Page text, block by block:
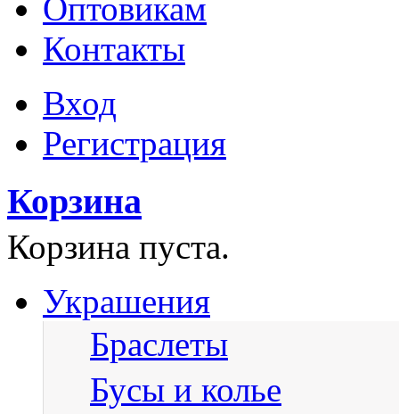
Оптовикам
Контакты
Вход
Регистрация
Корзина
Корзина пуста.
Украшения
Браслеты
Бусы и колье